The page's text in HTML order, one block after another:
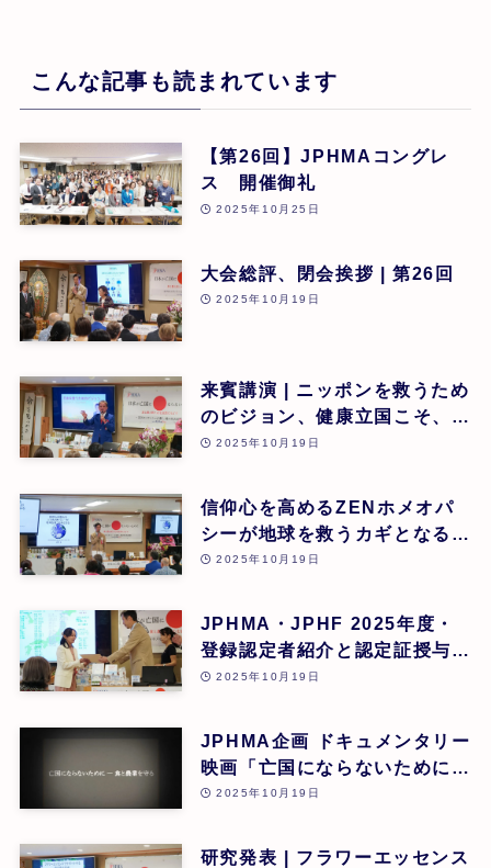
こんな記事も読まれています
【第26回】JPHMAコングレ
ス 開催御礼
2025年10月25日
大会総評、閉会挨拶 | 第26回
2025年10月19日
来賓講演 | ニッポンを救うため
のビジョン、健康立国こそ、日
本再生の道 | 吉野敏明(医療法
ック 院長) | 第26回
2025年10月19日
信仰心を高めるZENホメオパ
シーが地球を救うカギとなる |
道繁良 | 第26回
2025年10月19日
JPHMA・JPHF 2025年度・
登録認定者紹介と認定証授与式
| 第26回
2025年10月19日
JPHMA企画 ドキュメンタリー
映画「亡国にならないために食
と農業を守る」 | 第26回
2025年10月19日
研究発表 | フラワーエッセンス